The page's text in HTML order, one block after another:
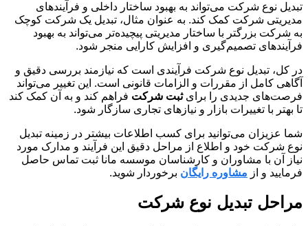
تبدیل نوع شرکت می‌تواند به بهبود ساختار داخلی و فرآیندهای
مدیریتی شرکت کمک کند. به عنوان مثال، تبدیل یک شرکت کوچک
به شرکت بزرگتر با ساختار مدیریتی پیچیده‌تر می‌تواند به بهبود
فرآیندهای تصمیم‌گیری و افزایش کارایی منجر شود.
در کل، تبدیل نوع شرکت فرآیندی است که نیازمند بررسی دقیق و
آگاهی کامل از مقررات و الزامات قانونی است. این تغییر می‌تواند
فرصت‌های جدیدی را برایثبت شرکت فراهم کند و به آن کمک کند
تا بهتر با تغییرات بازار و نیازهای تجاری سازگار شود.
شما عزیزان می‌توانید برای کسب اطلاعات بیشتر در زمینه تبدیل
نوع شرکت خود و اطلاع از مراحل دقیق این فرآیند و مدارک مورد
نیاز آن با مشاوران و کارشناسان موسسه مانا ثبت تماس حاصل
فرمایید و از مشاوره رایگان برخوردار شوید.
مراحل تبدیل نوع شرکت